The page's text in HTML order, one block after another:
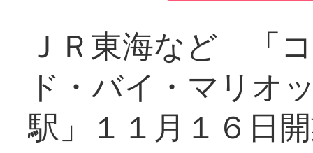
ＪＲ東海など 「
ド・バイ・マリオ
駅」１１月１６日